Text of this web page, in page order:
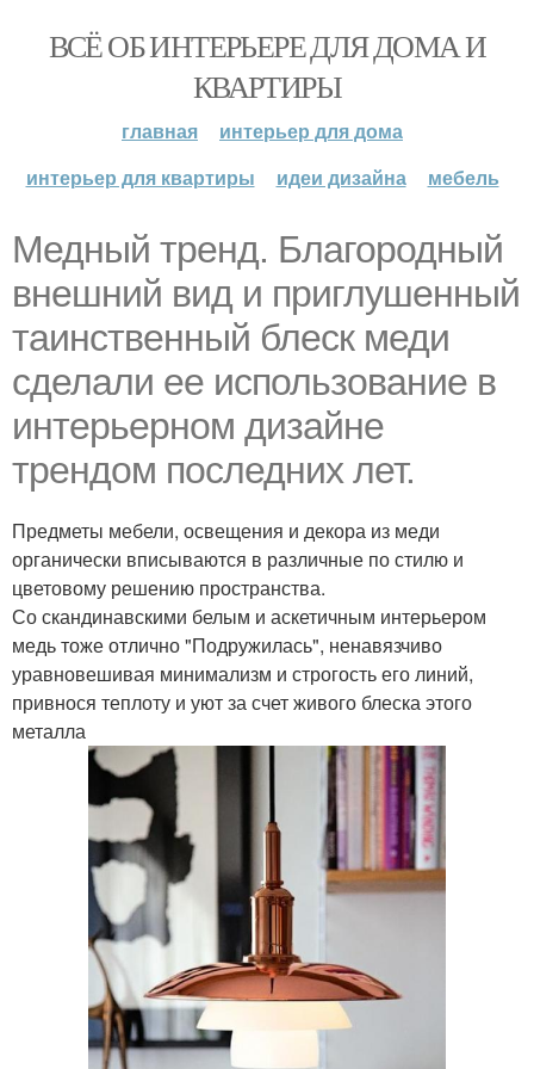
ВСЁ ОБ ИНТЕРЬЕРЕ ДЛЯ ДОМА И
КВАРТИРЫ
главная
интерьер для дома
интерьер для квартиры
идеи дизайна мебель
Медный тренд. Благородный
внешний вид и приглушенный
таинственный блеск меди
сделали ее использование в
интерьерном дизайне
трендом последних лет.
Предметы мебели, освещения и декора из меди
органически вписываются в различные по стилю и
цветовому решению пространства.
Со скандинавскими белым и аскетичным интерьером
медь тоже отлично "Подружилась", ненавязчиво
уравновешивая минимализм и строгость его линий,
привнося теплоту и уют за счет живого блеска этого
металла